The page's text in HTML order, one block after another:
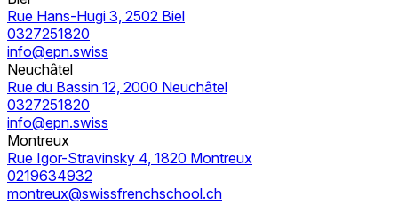
Rue Hans-Hugi 3, 2502 Biel
0327251820
info@epn.swiss
Neuchâtel
Rue du Bassin 12, 2000 Neuchâtel
0327251820
info@epn.swiss
Montreux
Rue Igor-Stravinsky 4, 1820 Montreux
0219634932
montreux@swissfrenchschool.ch